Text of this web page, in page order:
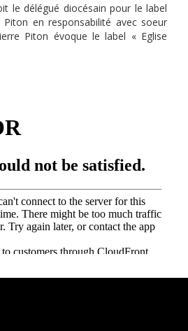
le délégué diocésain pour le label
Piton en responsabilité avec soeur
Piton évoque le label « Eglise